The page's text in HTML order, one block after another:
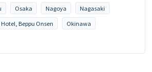
Osaka Nagoya
Nagasaki
Beppu Onsen
Okinawa